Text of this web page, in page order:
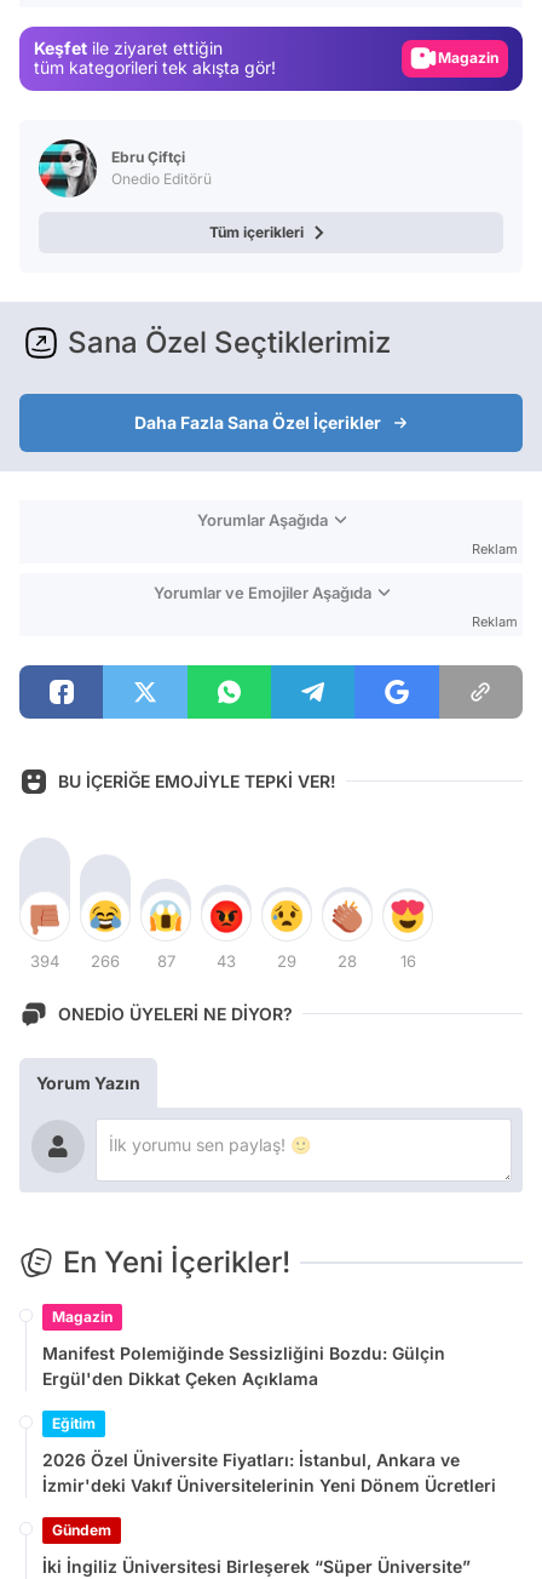
Keşfet ile ziyaret ettiğin
tüm kategorileri tek akışta gör!
Video
Ebru Çiftçi
Onedio Editörü
Tüm içerikleri
Sana Özel Seçtiklerimiz
Daha Fazla Sana Özel İçerikler
Yorumlar Aşağıda
Reklam
Yorumlar ve Emojiler Aşağıda
Reklam
BU İÇERİĞE EMOJİYLE TEPKİ VER!
394 266 87 43 29 28 16
ONEDİO ÜYELERİ NE DİYOR?
Yorum Yazın
En Yeni İçerikler!
Magazin
Manifest Polemiğinde Sessizliğini Bozdu: Gülçin
Ergül'den Dikkat Çeken Açıklama
Eğitim
2026 Özel Üniversite Fiyatları: İstanbul, Ankara ve
İzmir'deki Vakıf Üniversitelerinin Yeni Dönem Ücretleri
Gündem
İki İngiliz Üniversitesi Birleşerek “Süper Üniversite”